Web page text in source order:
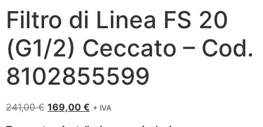
Filtro di Linea FS 20
(G1/2) Ceccato – Cod.
8102855599
241,00€ 169,00 € + IVA